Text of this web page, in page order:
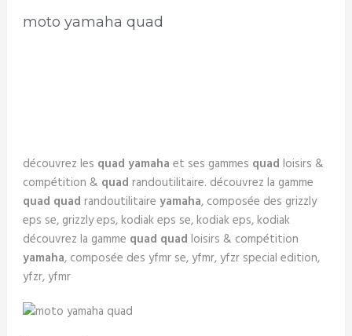
moto yamaha quad
découvrez les quad yamaha et ses gammes quad loisirs &
compétition & quad randoutilitaire. découvrez la gamme
quad quad randoutilitaire yamaha, composée des grizzly
eps se, grizzly eps, kodiak eps se, kodiak eps, kodiak
découvrez la gamme quad quad loisirs & compétition
yamaha, composée des yfmr se, yfmr, yfzr special edition,
yfzr, yfmr